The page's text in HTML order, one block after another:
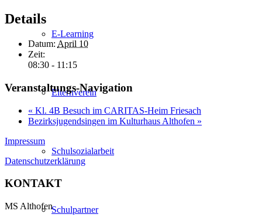
E-Learning
Elternverein
Schulsozialarbeit
Schulpartner
Details
Datum: April 10
Zeit:
08:30 - 11:15
Veranstaltungs-Navigation
« Kl. 4B Besuch im CARITAS-Heim Friesach
Bezirksjugendsingen im Kulturhaus Althofen »
Impressum
Datenschutzerklärung
KONTAKT
MS Althofen